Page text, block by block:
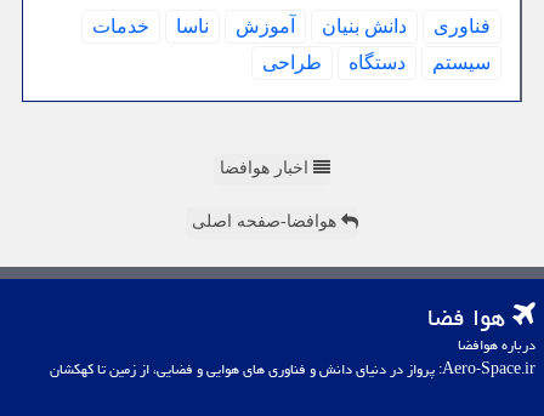
فناوری دانش بنیان آموزش ناسا
خدمات
سیستم
دستگاه طراحی
اخبار هوافضا
هوافضا-صفحه اصلی
هوا فضا
درباره هوافضا
Aero-Space.ir: پرواز در دنیای دانش و فناوری های هوایی و فضایی، از زمین تا کهکشان